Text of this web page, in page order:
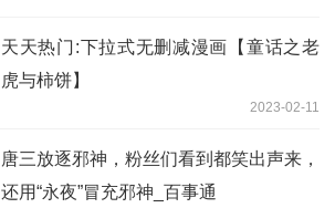
天天热门:下拉式无删减漫画【童话之老
虎与柿饼】
2023-02-11
唐三放逐邪神，粉丝们看到都笑出声来，
还用“永夜”冒充邪神_百事通